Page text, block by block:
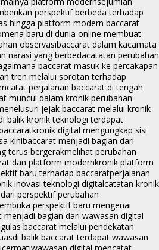
perspektif berbeda terhadap
hingga platform modern baccarat
baru di dunia online membuat
observasibaccarat dalam kacamata
narasi yang berbedacatatan perubahan
baccarat masuk ke percakapan
tren melalui sorotan terhadap
perjalanan baccarat di tengah
muncul dalam kronik perubahan
jejak baccarat melalui kronik
balik kronik teknologi terdapat
kronik digital mengungkap sisi
kinibaccarat menjadi bagian dari
terus bergerakmelihat perubahan
dan platform modernkronik platform
baru terhadap baccaratperjalanan
inovasi teknologi digitalcatatan kronik
perspektif perubahan
perspektif baru mengenai
menjadi bagian dari wawasan digital
baccarat melalui pendekatan
di balik baccarat terdapat wawasan